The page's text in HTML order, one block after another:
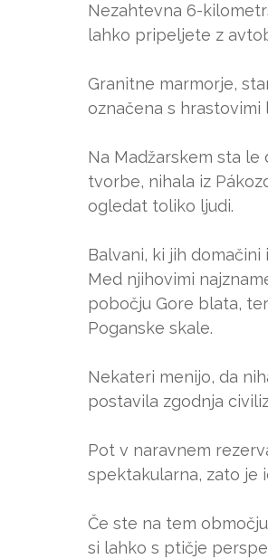
Nezahtevna 6-
lahko pripeljete z
Granitne marmorje,
označena s
Na Madžarskem sta
tvorbe, nihala iz
ogledat toliko ljudi.
Balvani, ki jih
Med njihovimi
pobočju Gore blata,
Poganske skale.
Nekateri menijo, da
postavila zgodnja
Pot v naravnem
spektakularna, zato je
Če ste na tem
si lahko s ptičje